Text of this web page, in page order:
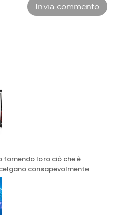
fornendo loro ciò che è
consapevolmente